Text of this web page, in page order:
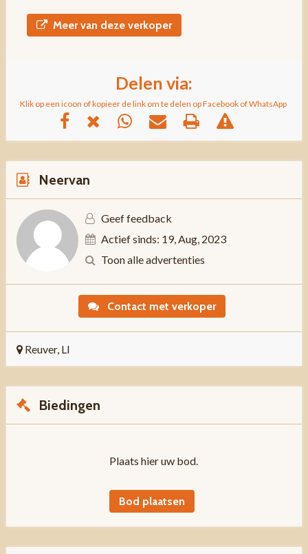
Meer van deze verkoper
Delen via:
Klik op een icoon of kopieer de link om te delen op Facebook of WhatsApp
Neervan
Geef feedback
Actief sinds: 19, Aug, 2023
Toon alle advertenties
Contact met verkoper
Reuver, LI
Biedingen
Plaats hier uw bod.
Bod plaatsen